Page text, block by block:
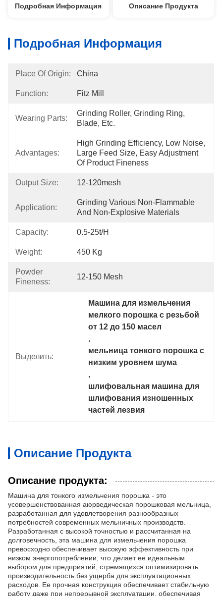
Подробная Информация Описание Продукта
Подробная Информация
Place Of Origin: China
Function: Fitz Mill
Wearing Parts:
Grinding Roller, Grinding Ring,
Blade, Etc.
Advantages:
High Grinding Efficiency, Low Noise,
Large Feed Size, Easy Adjustment
Of Product Fineness
Output Size: 12-120mesh
Application:
Grinding Various Non-Flammable
And Non-Explosive Materials
Capacity: 0.5-25t/h
Weight: 450 Kg
Powder
Fineness:
12-150 Mesh
Выделить:
Машина для измельчения
мелкого порошка с резьбой
от 12 до 150 масел
,
мельница тонкого порошка с
низким уровнем шума
,
шлифовальная машина для
шлифования изношенных
частей лезвия
Описание Продукта
Описание продукта:
Машина для тонкого измельчения порошка - это
усовершенствованная аюрведическая порошковая мельница,
разработанная для удовлетворения разнообразных
потребностей современных мельничных производств.
Разработанная с высокой точностью и рассчитанная на
долговечность, эта машина для измельчения порошка
превосходно обеспечивает высокую эффективность при
низком энергопотреблении, что делает ее идеальным
выбором для предприятий, стремящихся оптимизировать
производительность без ущерба для эксплуатационных
расходов. Ее прочная конструкция обеспечивает стабильную
работу даже при непрерывной эксплуатации, обеспечивая